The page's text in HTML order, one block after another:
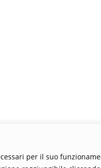
per il suo